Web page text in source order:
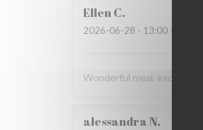
EllenC
2026-06-28 - 13:00 -
Wonderful meal, excellent
alessandra N